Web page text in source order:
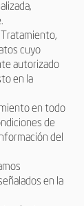
cuyo
autorizado
en la
en todo
de
del
en la